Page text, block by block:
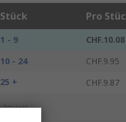
Stück Pro
1 - 9
CHF.10.08
10 - 24
CHF.9.95
25 +
CHF.9.87